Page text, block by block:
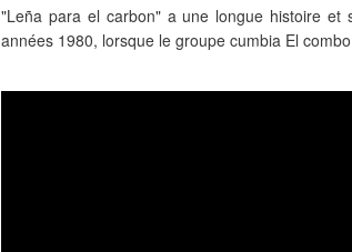
"Leña para el carbon" a une longue histoire
années 1980, lorsque le groupe cumbia El